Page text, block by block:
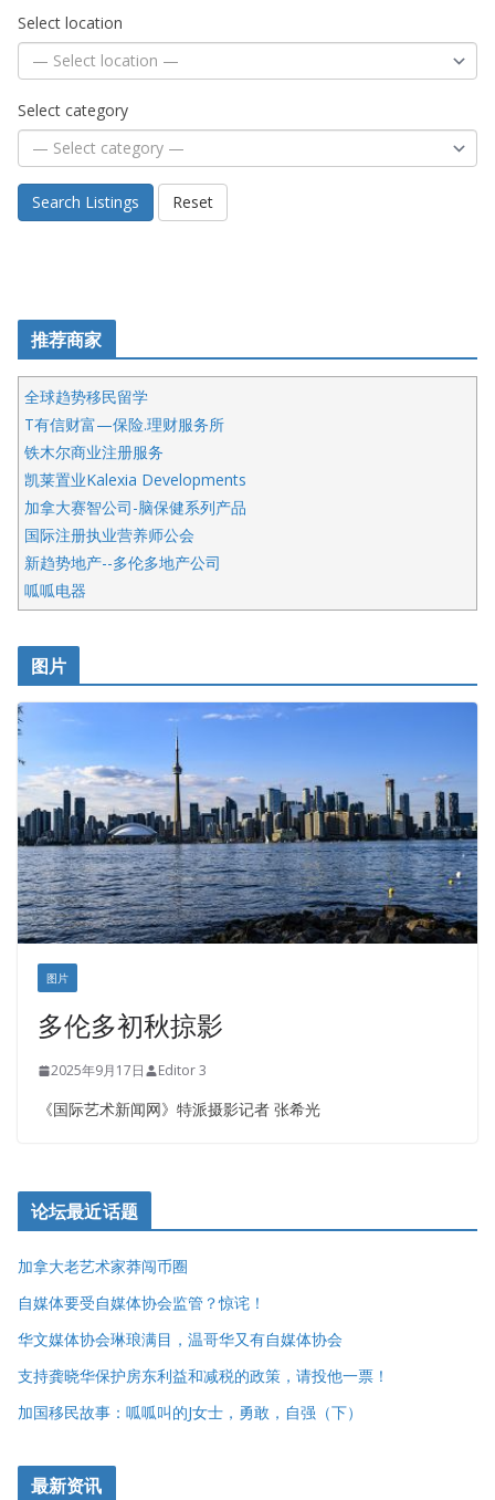
Select location
Select category
Search Listings Reset
推荐商家
全球趋势移民留学
T有信财富—保险.理财服务所
铁木尔商业注册服务
凯莱置业Kalexia Developments
加拿大赛智公司-脑保健系列产品
国际注册执业营养师公会
新趋势地产--多伦多地产公司
呱呱电器
开明车行KS CAR SALES & SERVICE
皇后金融集团
铁木尔商业注册服务
图片
图片
多伦多初秋掠影
2025年9月17日 Editor 3
《国际艺术新闻网》特派摄影记者 张希光
论坛最近话题
加拿大老艺术家莽闯币圈
自媒体要受自媒体协会监管？惊诧！
华文媒体协会琳琅满目，温哥华又有自媒体协会
支持龚晓华保护房东利益和减税的政策，请投他一票！
加国移民故事：呱呱叫的J女士，勇敢，自强（下）
最新资讯